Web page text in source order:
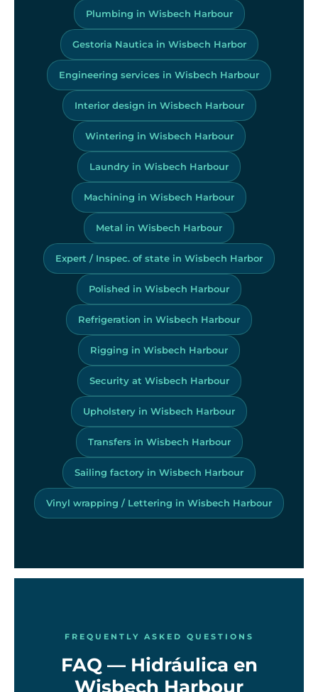
Plumbing in Wisbech Harbour
Gestoria Nautica in Wisbech Harbor
Engineering services in Wisbech Harbour
Interior design in Wisbech Harbour
Wintering in Wisbech Harbour
Laundry in Wisbech Harbour
Machining in Wisbech Harbour
Metal in Wisbech Harbour
Expert / Inspec. of state in Wisbech Harbor
Polished in Wisbech Harbour
Refrigeration in Wisbech Harbour
Rigging in Wisbech Harbour
Security at Wisbech Harbour
Upholstery in Wisbech Harbour
Transfers in Wisbech Harbour
Sailing factory in Wisbech Harbour
Vinyl wrapping / Lettering in Wisbech Harbour
FREQUENTLY ASKED QUESTIONS
FAQ — Hidráulica en
Wisbech Harbour